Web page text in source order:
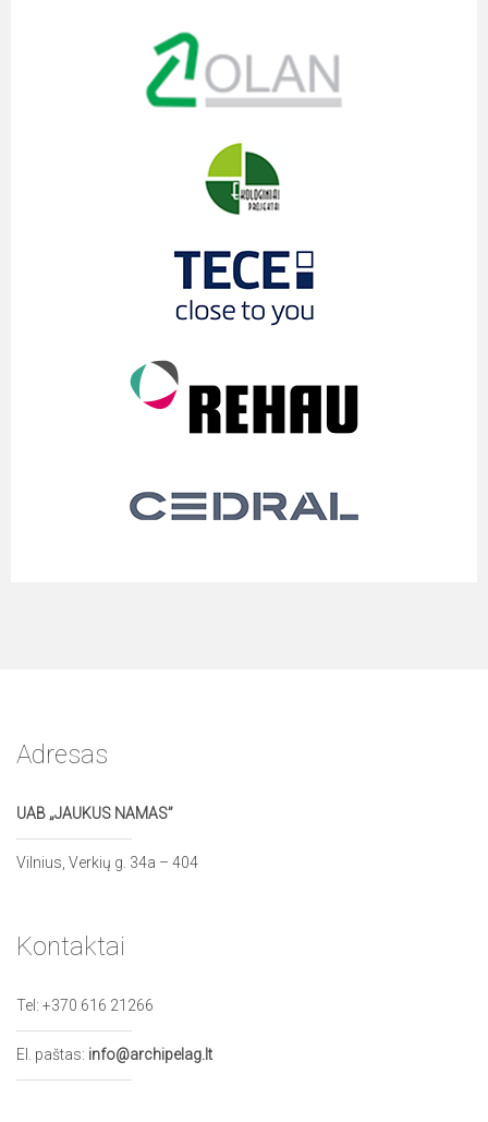
Adresas
UAB „JAUKUS NAMAS”
Vilnius, Verkių g. 34a – 404
Kontaktai
Tel: +370 616 21266
El. paštas: info@archipelag.lt